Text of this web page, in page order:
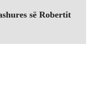
së Robertit